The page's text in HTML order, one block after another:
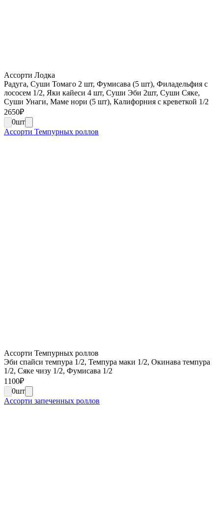
Ассорти Лодка
Радуга, Суши Томаго 2 шт, Фумисава (5 шт), Филадельфия с
лососем 1/2, Яки кайеси 4 шт, Суши Эби 2шт, Суши Сяке,
Суши Унаги, Маме нори (5 шт), Калифорния с креветкой 1/2
2650₽
0шт
Ассорти Темпурных роллов
Ассорти Темпурных роллов
Эби спайси темпура 1/2, Темпура маки 1/2, Окинава темпура
1/2, Сяке чизу 1/2, Фумисава 1/2
1100₽
0шт
Ассорти запеченных роллов